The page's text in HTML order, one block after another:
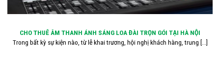
CHO THUÊ ÂM THANH ÁNH SÁNG LOA ĐÀI TRỌN GÓI TẠI HÀ NỘI
Trong bất kỳ sự kiện nào, từ lễ khai trương, hội nghị khách hàng, trung [...]